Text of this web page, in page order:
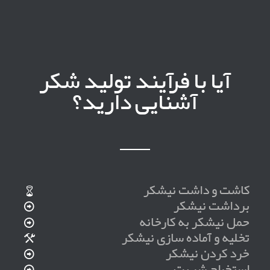
آیا با فرآیند تولید شکر
آشنایی دارید؟
کاشت و داشت نیشکر
برداشت نیشکر
حمل نیشکر به کارخانه
تخلیه و آماده سازی نیشکر
خرد کردن نیشکر